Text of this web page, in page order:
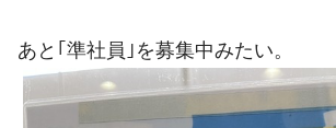
あと｢準社員｣を募集中みたい。